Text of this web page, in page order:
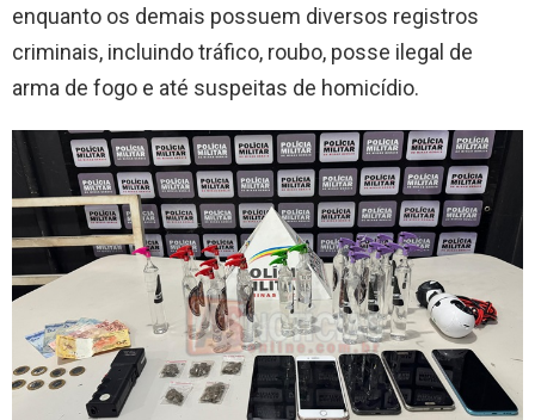
enquanto os demais possuem diversos registros
criminais, incluindo tráfico, roubo, posse ilegal de
arma de fogo e até suspeitas de homicídio.